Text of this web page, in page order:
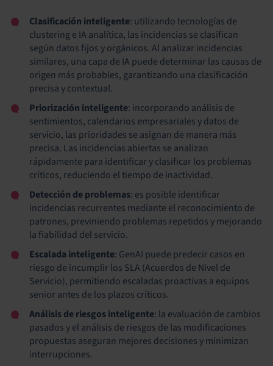
Clasificación inteligente: utilizando tecnologías de
clustering e IA analítica, las incidencias se clasifican
según datos fijos y orgánicos. Al analizar incidencias
similares, una capa de IA puede determinar las causas de
origen más probables, garantizando una clasificación
precisa y contextual.
Priorización inteligente: incorporando análisis de
sentimientos, calendarios empresariales y datos de
servicio, las prioridades se asignan de manera más
precisa. Las incidencias abiertas se analizan
rápidamente para identificar y clasificar los problemas
críticos, reduciendo el tiempo de inactividad.
Detección de problemas: es posible identificar
incidencias recurrentes mediante el reconocimiento de
patrones, previniendo problemas repetidos y mejorando
la fiabilidad del servicio.
Escalada inteligente: GenAI puede predecir casos en
riesgo de incumplir los SLA (Acuerdos de Nivel de
Servicio), permitiendo escaladas proactivas a equipos
senior antes de los plazos críticos.
Análisis de riesgos inteligente: la evaluación de cambios
pasados y el análisis de riesgos de las modificaciones
propuestas aseguran mejores decisiones y minimizan
interrupciones.